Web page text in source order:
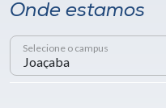
Onde estamos
Selecione o campus